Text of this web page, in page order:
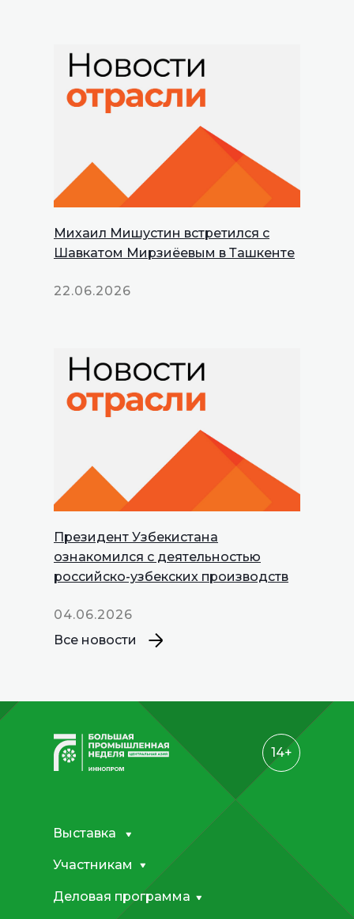
Михаил Мишустин встретился с
Шавкатом Мирзиёевым в Ташкенте
22.06.2026
Президент Узбекистана
ознакомился с деятельностью
российско-узбекских производств
04.06.2026
Все новости
14+
INNOPROM
Talks
Участникам
Деловая программа
Выставка